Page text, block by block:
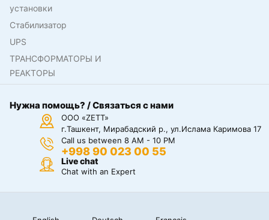
установки
Стабилизатор
UPS
ТРАНСФОРМАТОРЫ И
РЕАКТОРЫ
Нужна помощь? / Связаться с нами
ООО «ZETT»
г.Ташкент, Мирабадский р., ул.Ислама Каримова 17
Call us between 8 AM - 10 PM
+998 90 023 00 55
Live chat
Chat with an Expert